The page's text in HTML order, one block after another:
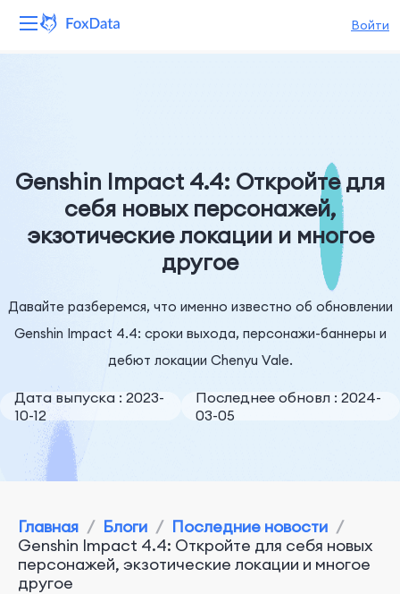
Войти
Ресурсы
Компания
Genshin Impact 4.4: Откройте для
себя новых персонажей,
экзотические локации и многое
другое
Давайте разберемся, что именно известно об обновлении
Genshin Impact 4.4: сроки выхода, персонажи-баннеры и
дебют локации Chenyu Vale.
Дата выпуска : 2023-
10-12
Последнее обновл : 2024-
03-05
Главная / Блоги / Последние новости /
Genshin Impact 4.4: Откройте для себя новых
персонажей, экзотические локации и многое
другое